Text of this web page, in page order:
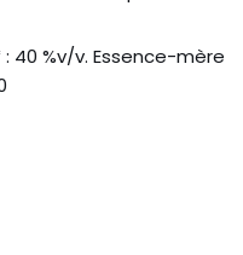
40 %v/v. Essence-mère